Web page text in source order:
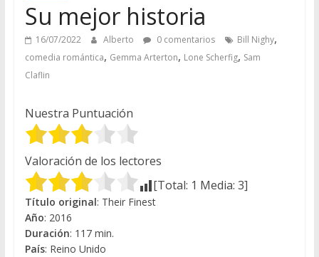
Su mejor historia
16/07/2022 Alberto 0 comentarios Bill Nighy,
comedia romántica, Gemma Arterton, Lone Scherfig, Sam
Claflin
Nuestra Puntuación
Valoración de los lectores
[Total: 1 Media: 3]
Título original: Their Finest
Año: 2016
Duración: 117 min.
País: Reino Unido